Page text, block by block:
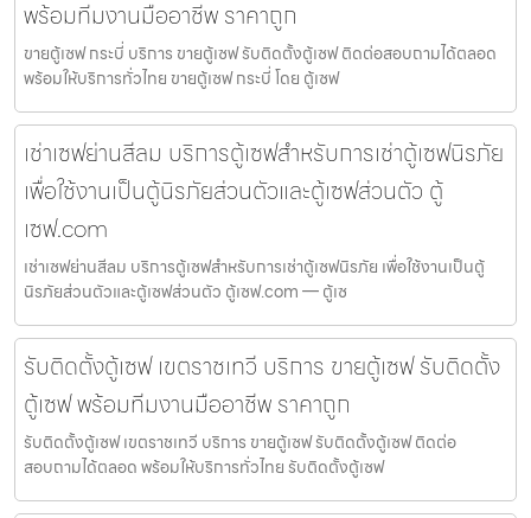
พร้อมทีมงานมืออาชีพ ราคาถูก
ขายตู้เซฟ กระบี่ บริการ ขายตู้เซฟ รับติดตั้งตู้เซฟ ติดต่อสอบถามได้ตลอด
พร้อมให้บริการทั่วไทย ขายตู้เซฟ กระบี่ โดย ตู้เซฟ
เช่าเซฟย่านสีลม บริการตู้เซฟสำหรับการเช่าตู้เซฟนิรภัย
เพื่อใช้งานเป็นตู้นิรภัยส่วนตัวและตู้เซฟส่วนตัว ตู้
เซฟ.com
เช่าเซฟย่านสีลม บริการตู้เซฟสำหรับการเช่าตู้เซฟนิรภัย เพื่อใช้งานเป็นตู้
นิรภัยส่วนตัวและตู้เซฟส่วนตัว ตู้เซฟ.com — ตู้เซ
รับติดตั้งตู้เซฟ เขตราชเทวี บริการ ขายตู้เซฟ รับติดตั้ง
ตู้เซฟ พร้อมทีมงานมืออาชีพ ราคาถูก
รับติดตั้งตู้เซฟ เขตราชเทวี บริการ ขายตู้เซฟ รับติดตั้งตู้เซฟ ติดต่อ
สอบถามได้ตลอด พร้อมให้บริการทั่วไทย รับติดตั้งตู้เซฟ